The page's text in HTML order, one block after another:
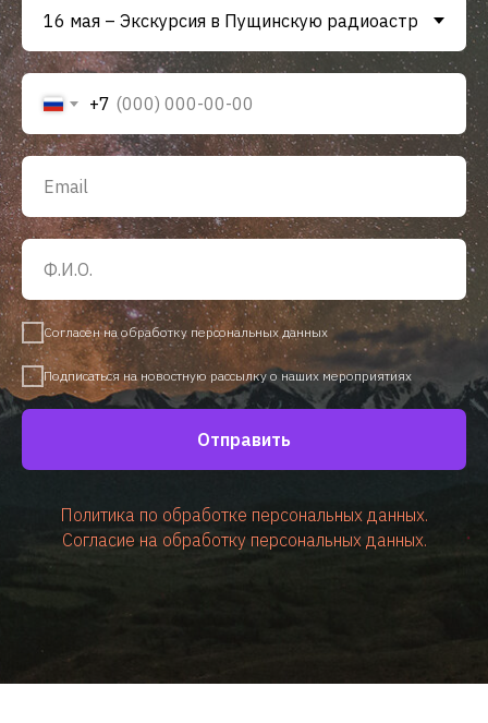
+7
Согласен на обработку персональных данных
Подписаться на новостную рассылку о наших мероприятиях
Отправить
Политика по обработке персональных данных.
Согласие на обработку персональных данных.